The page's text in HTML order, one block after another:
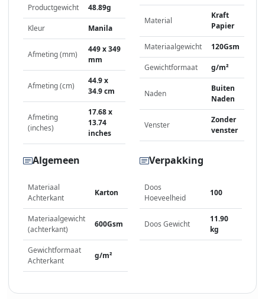
Productgewicht 48.89g
Kleur Manila
Afmeting (mm)
449 x 349
mm
Afmeting (cm)
44.9 x
34.9 cm
Afmeting
(inches)
17.68 x
13.74
inches
Material
Kraft
Papier
Materiaalgewicht 120Gsm
Gewichtformaat g/m²
Naden
Buiten
Naden
Venster
Zonder
venster
Algemeen
Materiaal
Achterkant
Karton
Materiaalgewicht
(achterkant)
600Gsm
Gewichtformaat
Achterkant
g/m²
Verpakking
Doos
Hoeveelheid
100
Doos Gewicht
11.90
kg